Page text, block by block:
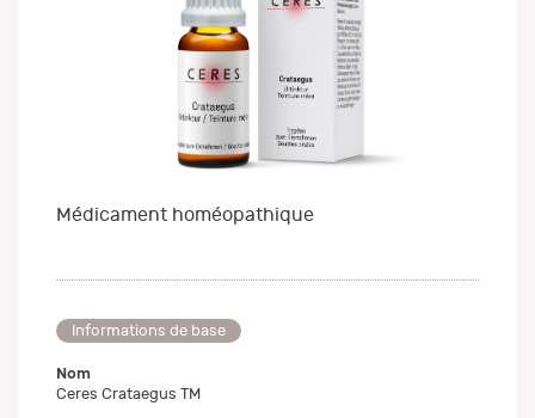
Médicament homéopathique
Informations de base
Nom
Ceres Crataegus TM